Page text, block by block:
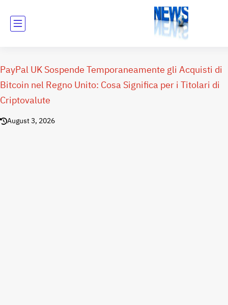
PayPal UK Sospende Temporaneamente gli Acquisti di
Bitcoin nel Regno Unito: Cosa Significa per i Titolari di
Criptovalute
August 3, 2026